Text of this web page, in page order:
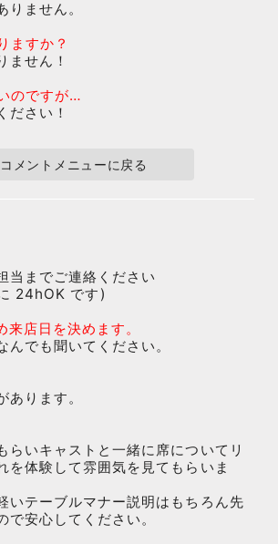
りません。
ますか？
ません！
のですが…
ださい！
コメントメニューに戻る
当までご連絡ください
24hOK です)
店日を決めます。
んでも聞いてください。
あります。
らいキャストと一緒に席についてリ
を体験して雰囲気を見てもらいま
いテーブルマナー説明はもちろん先
で安心してください。